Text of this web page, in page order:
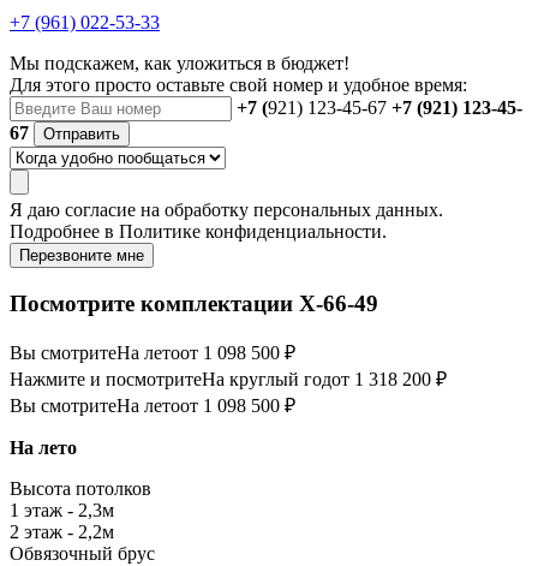
+7 (961) 022-53-33
Мы подскажем, как уложиться в бюджет!
Для этого просто оставьте свой номер и удобное время:
+7 (921) 123-45-67 +7 (921) 123-45-
67
Отправить
Я даю согласие на обработку персональных данных.
Подробнее в Политике конфиденциальности.
Перезвоните мне
Посмотрите комплектации Х-66-49
Вы смотритеНа летоот 1 098 500 ₽
Нажмите и посмотритеНа круглый годот 1 318 200 ₽
Вы смотритеНа летоот 1 098 500 ₽
На лето
Высота потолков
1 этаж - 2,3м
2 этаж - 2,2м
Обвязочный брус